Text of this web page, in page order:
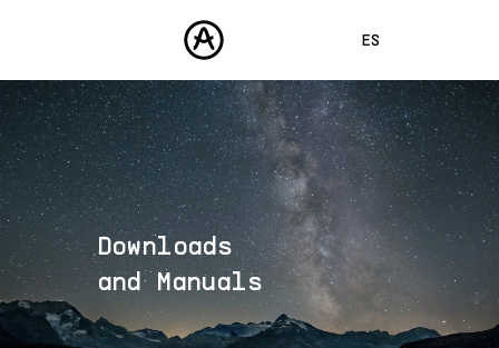
ES
ENGLISH
FRANÇAIS
DEUTSCH
日本語
中文
PRODUCTOS
SONIDOS
TIENDA
COMUNIDAD
ASISTENCIA
Downloads
and Manuals